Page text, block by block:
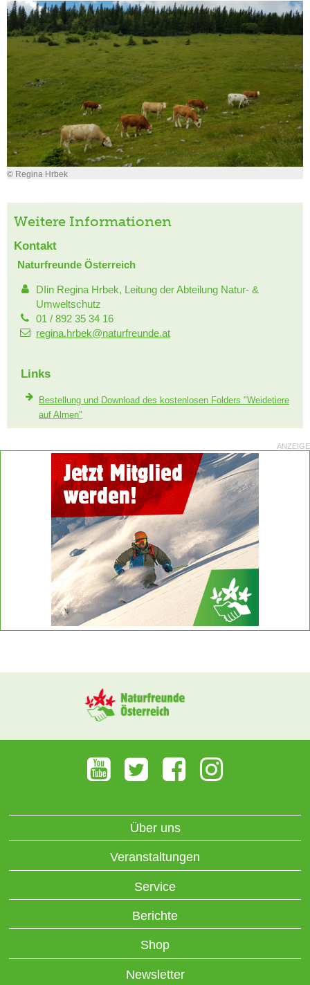
© Regina Hrbek
Weitere Informationen
Kontakt
Naturfreunde Österreich
DIin Regina Hrbek, Leitung der Abteilung Natur- &
Umweltschutz
01 / 892 35 34 16
regina.hrbek@naturfreunde.at
Links
Bestellung und Download des kostenlosen Folders "Weidetiere
auf Almen"
ANZEIGE
Über uns
Veranstaltungen
Service
Berichte
Shop
Newsletter